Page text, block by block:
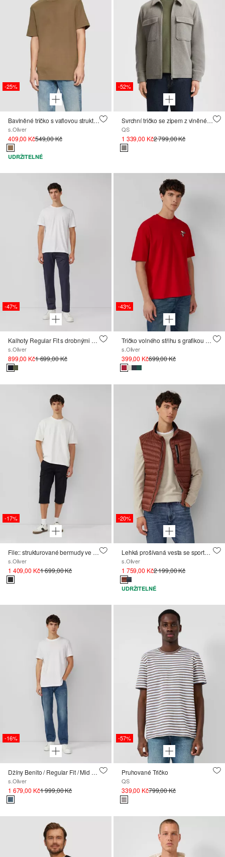
-25%
Bavlněné tričko s vaflovou strukturou
s.Oliver
409,00 Kč549,00 Kč
UDRŽITELNÉ
-52%
Svrchní tričko se zipem z vlněné směsi
QS
1 339,00 Kč2 799,00 Kč
-47%
Kalhoty Regular Fit s drobnými motivem a bavlněným strečem
s.Oliver
899,00 Kč1 699,00 Kč
-43%
Tričko volného střihu s grafikou Peanuts®
s.Oliver
399,00 Kč699,00 Kč
-17%
File:: strukturované bermudy ve volnějším střihu Relaxed Fit, 3/4 délka
s.Oliver
1 409,00 Kč1 699,00 Kč
-20%
Lehká prošívaná vesta se sportovními kontrastními detaily ; 360° Circular Vision
s.Oliver
1 759,00 Kč2 199,00 Kč
UDRŽITELNÉ
-16%
Džíny Benito / Regular Fit / Mid Rise / Straight Leg / seprání
s.Oliver
1 679,00 Kč1 999,00 Kč
-57%
Pruhované Tričko
QS
339,00 Kč799,00 Kč